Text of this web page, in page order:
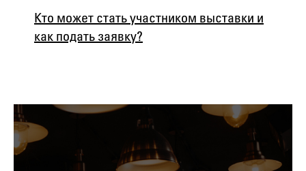
Кто может стать участником выставки и
как подать заявку?